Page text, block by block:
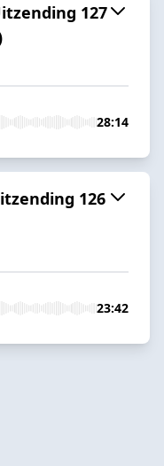
127
28:14
126
23:42